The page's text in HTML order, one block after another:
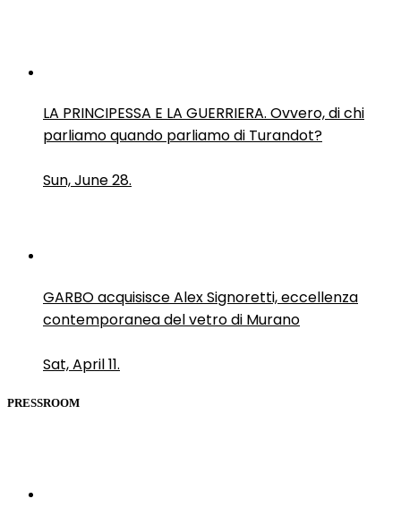
LA PRINCIPESSA E LA GUERRIERA. Ovvero, di chi
parliamo quando parliamo di Turandot?
Sun, June 28.
GARBO acquisisce Alex Signoretti, eccellenza
contemporanea del vetro di Murano
Sat, April 11.
PRESSROOM